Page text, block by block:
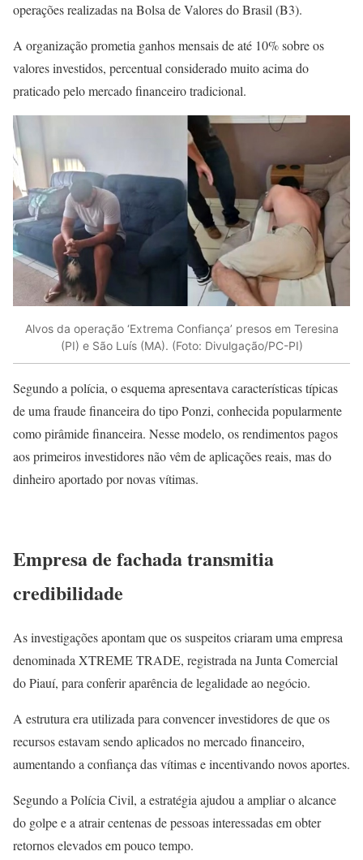
operações realizadas na Bolsa de Valores do Brasil (B3).
A organização prometia ganhos mensais de até 10% sobre os
valores investidos, percentual considerado muito acima do
praticado pelo mercado financeiro tradicional.
Alvos da operação ‘Extrema Confiança’ presos em Teresina
(PI) e São Luís (MA). (Foto: Divulgação/PC-PI)
Segundo a polícia, o esquema apresentava características típicas
de uma fraude financeira do tipo Ponzi, conhecida popularmente
como pirâmide financeira. Nesse modelo, os rendimentos pagos
aos primeiros investidores não vêm de aplicações reais, mas do
dinheiro aportado por novas vítimas.
Empresa de fachada transmitia
credibilidade
As investigações apontam que os suspeitos criaram uma empresa
denominada XTREME TRADE, registrada na Junta Comercial
do Piauí, para conferir aparência de legalidade ao negócio.
A estrutura era utilizada para convencer investidores de que os
recursos estavam sendo aplicados no mercado financeiro,
aumentando a confiança das vítimas e incentivando novos aportes.
Segundo a Polícia Civil, a estratégia ajudou a ampliar o alcance
do golpe e a atrair centenas de pessoas interessadas em obter
retornos elevados em pouco tempo.